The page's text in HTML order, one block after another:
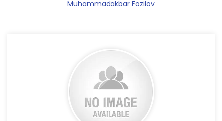
Muhammadakbar Fozilov